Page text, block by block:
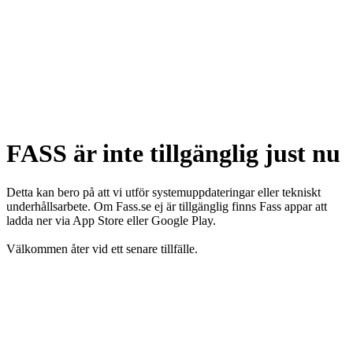
FASS är inte tillgänglig just nu
Detta kan bero på att vi utför systemuppdateringar eller tekniskt
underhållsarbete. Om Fass.se ej är tillgänglig finns Fass appar att
ladda ner via App Store eller Google Play.
Välkommen åter vid ett senare tillfälle.